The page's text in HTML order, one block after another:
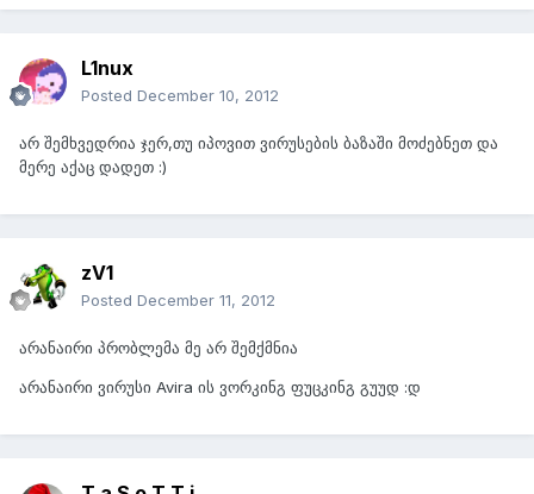
L1nux
Posted December 10, 2012
არ შემხვედრია ჯერ,თუ იპოვით ვირუსების ბაზაში მოძებნეთ და
მერე აქაც დადეთ :)
zV1
Posted December 11, 2012
არანაირი პრობლემა მე არ შემქმნია
არანაირი ვირუსი Avira ის ვორკინგ ფუცკინგ გუუდ :დ